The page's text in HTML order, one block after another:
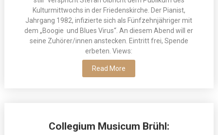
Kulturmittwochs in der Friedenskirche. Der Pianist,
Jahrgang 1982, infizierte sich als Fünfzehnjähriger mit
dem „Boogie und Blues Virus“. An diesem Abend will er
seine Zuhörer/innen anstecken. Eintritt frei, Spende
erbeten. Views:
Read More
Collegium Musicum Brühl: